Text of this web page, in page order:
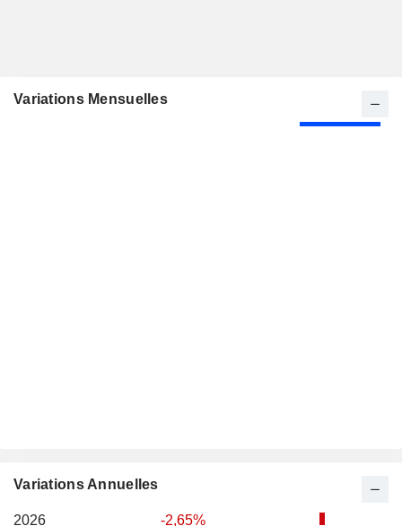
Variations Mensuelles
Variations Annuelles
2026
-2,65%